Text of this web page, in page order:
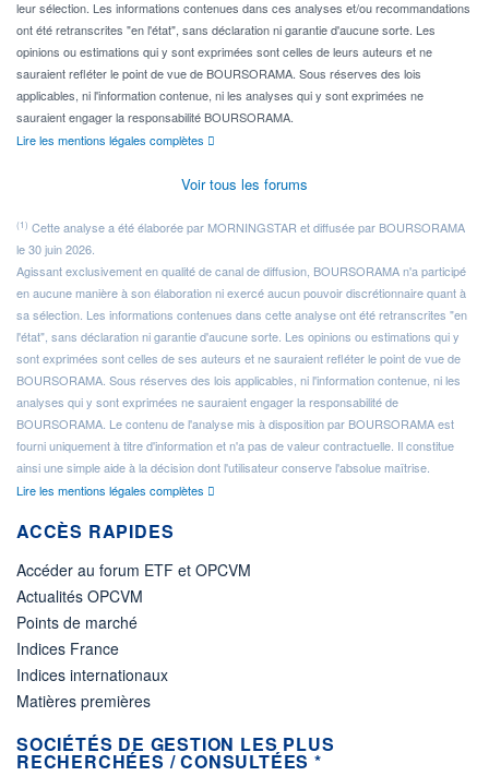
leur sélection. Les informations contenues dans ces analyses et/ou recommandations
ont été retranscrites "en l'état", sans déclaration ni garantie d'aucune sorte. Les
opinions ou estimations qui y sont exprimées sont celles de leurs auteurs et ne
sauraient refléter le point de vue de BOURSORAMA. Sous réserves des lois
applicables, ni l'information contenue, ni les analyses qui y sont exprimées ne
sauraient engager la responsabilité BOURSORAMA.
Lire les mentions légales complètes
Voir tous les forums
(1) Cette analyse a été élaborée par MORNINGSTAR et diffusée par BOURSORAMA
le 30 juin 2026.
Agissant exclusivement en qualité de canal de diffusion, BOURSORAMA n'a participé
en aucune manière à son élaboration ni exercé aucun pouvoir discrétionnaire quant à
sa sélection. Les informations contenues dans cette analyse ont été retranscrites "en
l'état", sans déclaration ni garantie d'aucune sorte. Les opinions ou estimations qui y
sont exprimées sont celles de ses auteurs et ne sauraient refléter le point de vue de
BOURSORAMA. Sous réserves des lois applicables, ni l'information contenue, ni les
analyses qui y sont exprimées ne sauraient engager la responsabilité de
BOURSORAMA. Le contenu de l'analyse mis à disposition par BOURSORAMA est
fourni uniquement à titre d'information et n'a pas de valeur contractuelle. Il constitue
ainsi une simple aide à la décision dont l'utilisateur conserve l'absolue maîtrise.
Lire les mentions légales complètes
ACCÈS RAPIDES
Accéder au forum ETF et OPCVM
Actualités OPCVM
Points de marché
Indices France
Indices internationaux
Matières premières
SOCIÉTÉS DE GESTION LES PLUS
RECHERCHÉES / CONSULTÉES *